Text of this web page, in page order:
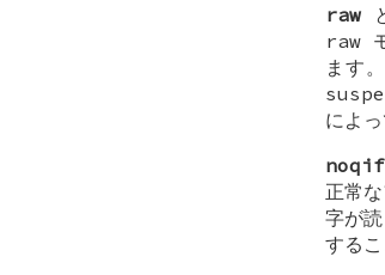
raw
raw
ます
によ
正常
字が
する